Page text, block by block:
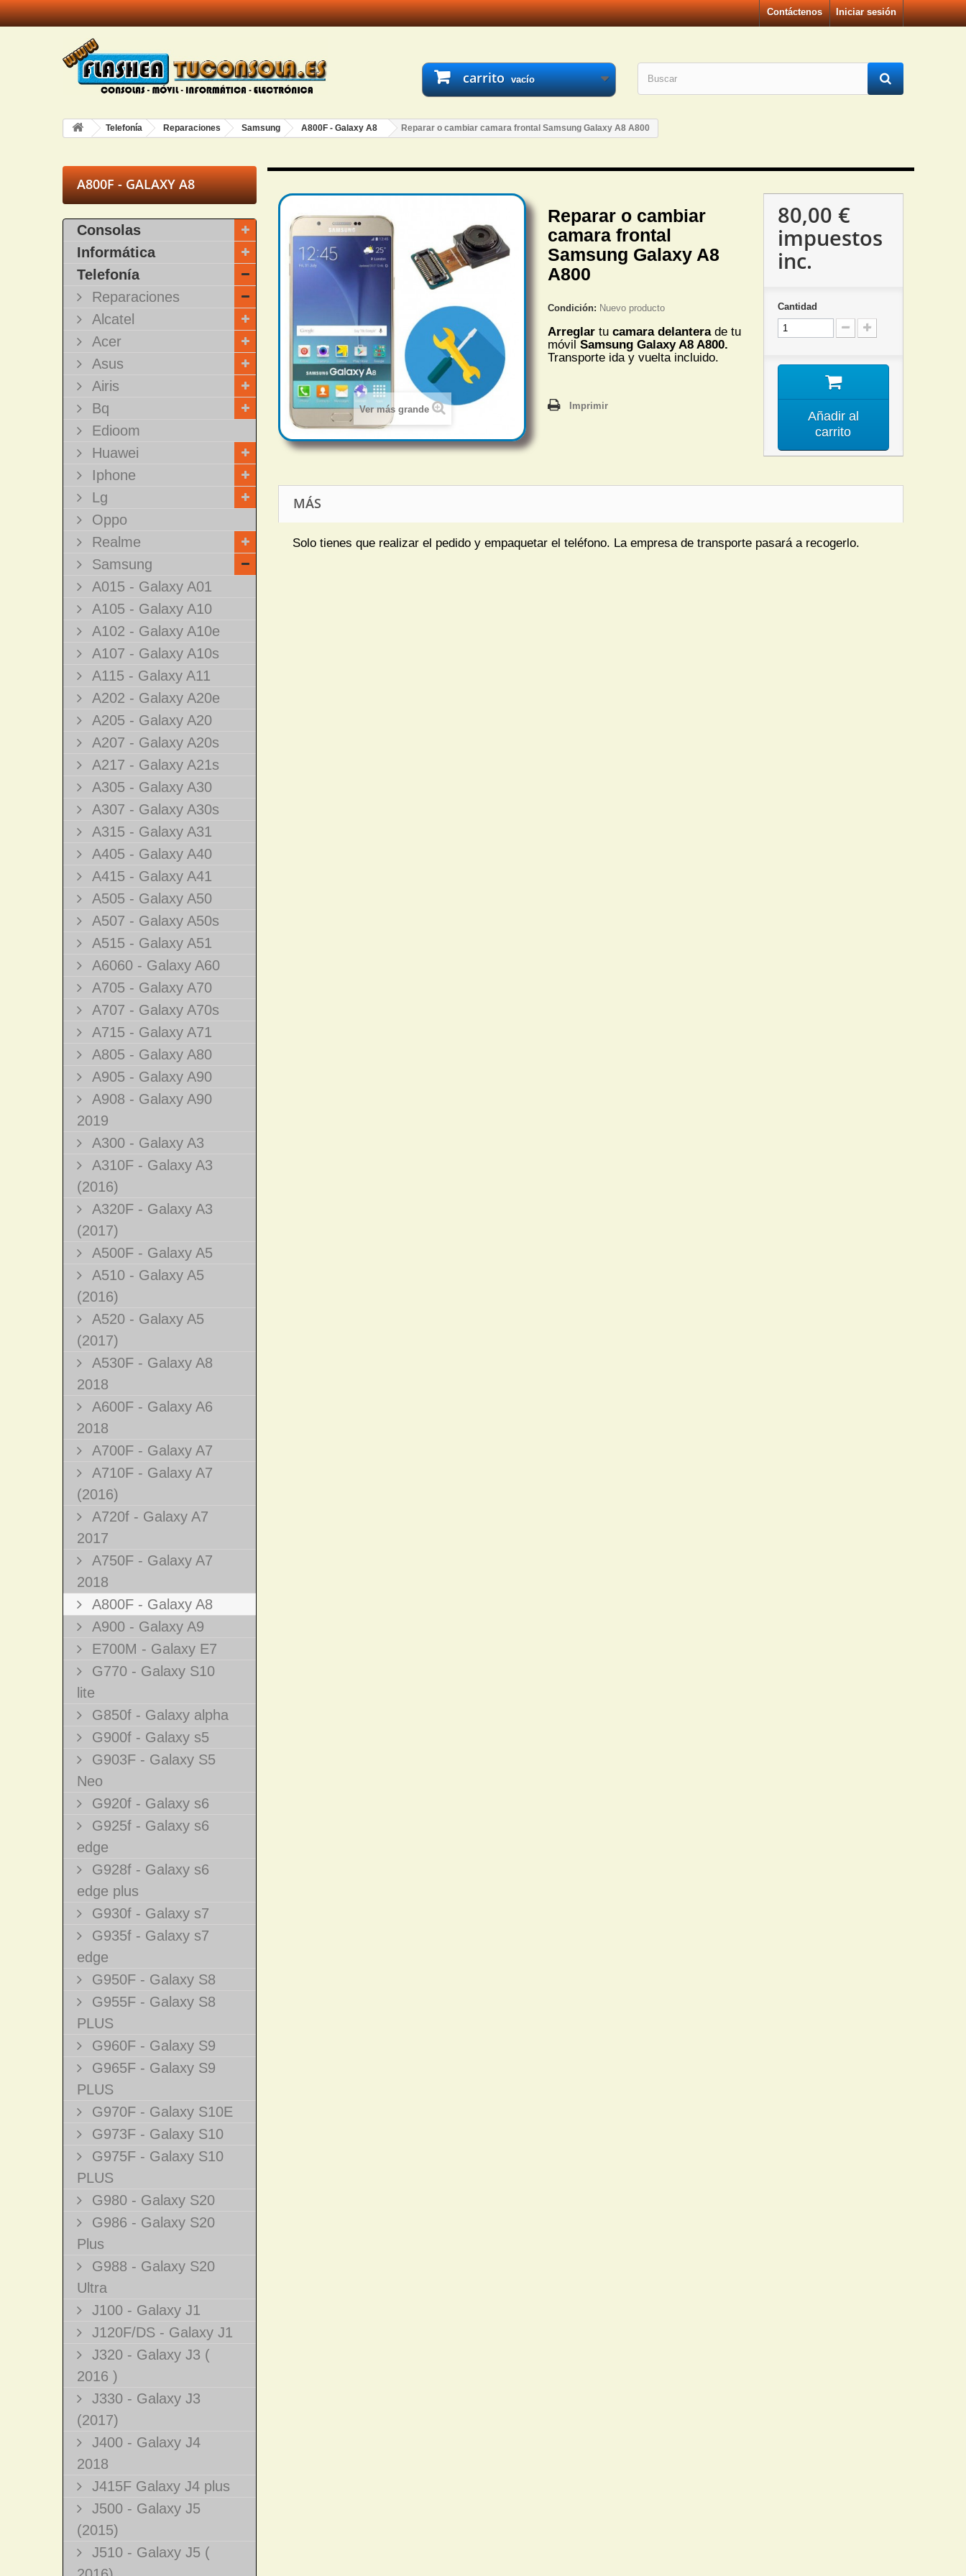
Iniciar sesión
Contáctenos
carrito vacío
Telefonía Reparaciones Samsung A800F - Galaxy A8 Reparar o cambiar camara frontal Samsung Galaxy A8 A800
A800F - GALAXY A8
Consolas
Informática
Telefonía
Reparaciones
Alcatel
Acer
Asus
Airis
Bq
Edioom
Huawei
Iphone
Lg
Oppo
Realme
Samsung
A015 - Galaxy A01
A105 - Galaxy A10
A102 - Galaxy A10e
A107 - Galaxy A10s
A115 - Galaxy A11
A202 - Galaxy A20e
A205 - Galaxy A20
A207 - Galaxy A20s
A217 - Galaxy A21s
A305 - Galaxy A30
A307 - Galaxy A30s
A315 - Galaxy A31
A405 - Galaxy A40
A415 - Galaxy A41
A505 - Galaxy A50
A507 - Galaxy A50s
A515 - Galaxy A51
A6060 - Galaxy A60
A705 - Galaxy A70
A707 - Galaxy A70s
A715 - Galaxy A71
A805 - Galaxy A80
A905 - Galaxy A90
A908 - Galaxy A90
2019
A300 - Galaxy A3
A310F - Galaxy A3
(2016)
A320F - Galaxy A3
(2017)
A500F - Galaxy A5
A510 - Galaxy A5
(2016)
A520 - Galaxy A5
(2017)
A530F - Galaxy A8
2018
A600F - Galaxy A6
2018
A700F - Galaxy A7
A710F - Galaxy A7
(2016)
A720f - Galaxy A7
2017
A750F - Galaxy A7
2018
A800F - Galaxy A8
A900 - Galaxy A9
E700M - Galaxy E7
G770 - Galaxy S10
lite
G850f - Galaxy alpha
G900f - Galaxy s5
G903F - Galaxy S5
Neo
G920f - Galaxy s6
G925f - Galaxy s6
edge
G928f - Galaxy s6
edge plus
G930f - Galaxy s7
G935f - Galaxy s7
edge
G950F - Galaxy S8
G955F - Galaxy S8
PLUS
G960F - Galaxy S9
G965F - Galaxy S9
PLUS
G970F - Galaxy S10E
G973F - Galaxy S10
G975F - Galaxy S10
PLUS
G980 - Galaxy S20
G986 - Galaxy S20
Plus
G988 - Galaxy S20
Ultra
J100 - Galaxy J1
J120F/DS - Galaxy J1
J320 - Galaxy J3 (
2016 )
J330 - Galaxy J3
(2017)
J400 - Galaxy J4
2018
J415F Galaxy J4 plus
J500 - Galaxy J5
(2015)
J510 - Galaxy J5 (
Ver más grande
Reparar o cambiar
camara frontal
Samsung Galaxy A8
A800
Condición: Nuevo producto
Arreglar tu camara delantera de tu
móvil Samsung Galaxy A8 A800.
Transporte ida y vuelta incluido.
Imprimir
80,00 €
impuestos
inc.
Cantidad
Añadir al
carrito
MÁS
Solo tienes que realizar el pedido y empaquetar el teléfono. La empresa de transporte pasará a recogerlo.